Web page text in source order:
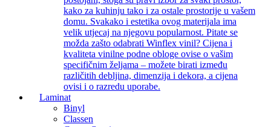
kako za kuhinju tako i za ostale prostorije u vašem
domu. Svakako i estetika ovog materijala ima
velik utjecaj na njegovu popularnost. Pitate se
možda zašto odabrati Winflex vinil? Cijena i
kvaliteta vinilne podne obloge ovise o vašim
specifičnim željama – možete birati između
različitih debljina, dimenzija i dekora, a cijena
ovisi i o razredu uporabe.
Laminat
Binyl
Classen